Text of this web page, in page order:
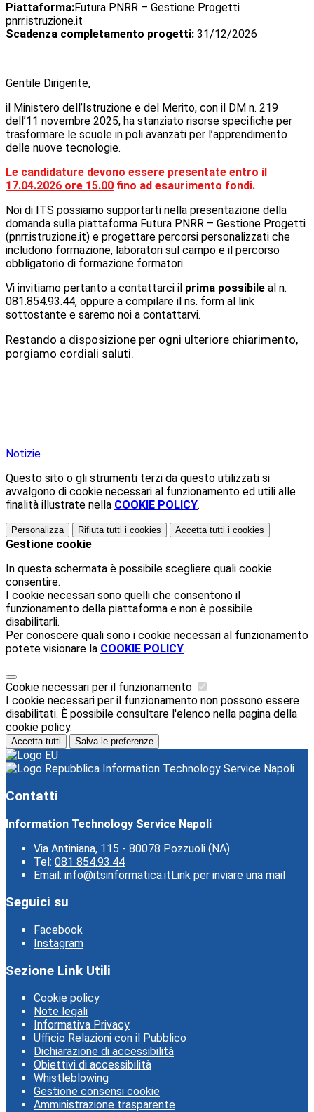
Piattaforma:Futura PNRR – Gestione Progetti
pnrr.istruzione.it
Scadenza completamento progetti: 31/12/2026
Gentile Dirigente,
il Ministero dell’Istruzione e del Merito, con il DM n. 219
dell’11 novembre 2025, ha stanziato risorse specifiche per
trasformare le scuole in poli avanzati per l’apprendimento
delle nuove tecnologie.
Le candidature devono essere presentate entro il
17.04.2026 ore 15.00 fino ad esaurimento fondi.
Noi di ITS possiamo supportarti nella presentazione della
domanda sulla piattaforma Futura PNRR – Gestione Progetti
(pnrr.istruzione.it) e progettare percorsi personalizzati che
includono formazione, laboratori sul campo e il percorso
obbligatorio di formazione formatori.
Vi invitiamo pertanto a contattarci il prima possibile al n.
081.854.93.44, oppure a compilare il ns. form al link
sottostante e saremo noi a contattarvi.
Restando a disposizione per ogni ulteriore chiarimento,
porgiamo cordiali saluti.
Notizie
Questo sito o gli strumenti terzi da questo utilizzati si
avvalgono di cookie necessari al funzionamento ed utili alle
finalità illustrate nella COOKIE POLICY.
Personalizza Rifiuta tutti i cookies Accetta tutti i cookies
Gestione cookie
In questa schermata è possibile scegliere quali cookie
consentire.
I cookie necessari sono quelli che consentono il
funzionamento della piattaforma e non è possibile
disabilitarli.
Per conoscere quali sono i cookie necessari al funzionamento
potete visionare la COOKIE POLICY.
Cookie necessari per il funzionamento
I cookie necessari per il funzionamento non possono essere
disabilitati. È possibile consultare l'elenco nella pagina della
cookie policy.
Accetta tutti Salva le preferenze
Information Technology Service Napoli
Contatti
Information Technology Service Napoli
Via Antiniana, 115 - 80078 Pozzuoli (NA)
Tel: 081 854.93.44
Email: info@itsinformatica.itLink per inviare una mail
Seguici su
Facebook
Instagram
Sezione Link Utili
Cookie policy
Note legali
Informativa Privacy
Ufficio Relazioni con il Pubblico
Dichiarazione di accessibilità
Obiettivi di accessibilità
Whistleblowing
Gestione consensi cookie
Amministrazione trasparente